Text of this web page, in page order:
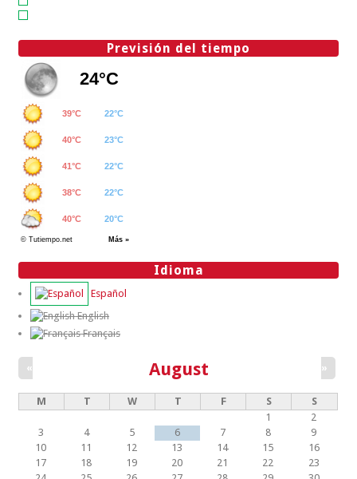
Previsión del tiempo
Idioma
Español
English
Français
August
« »
M T W T F S
S
1
2
3
4 5 6 7 8
9
10
11 12 13 14 15
16
17
18 19 20 21 22
23